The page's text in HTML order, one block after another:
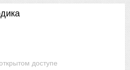
доступе